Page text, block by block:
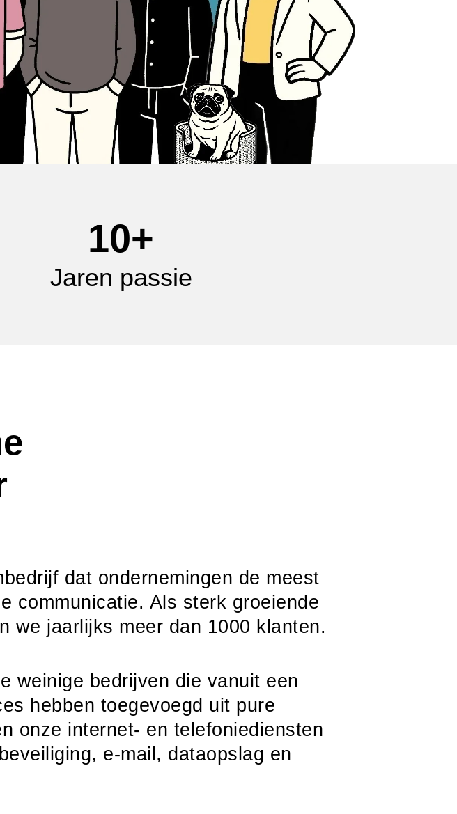
Jaren passie
10+
dat ondernemingen de meest
communicatie. Als sterk groeiende
we jaarlijks meer dan 1000 klanten.
weinige bedrijven die vanuit een
hebben toegevoegd uit pure
onze internet- en telefoniediensten
e-mail, dataopslag en